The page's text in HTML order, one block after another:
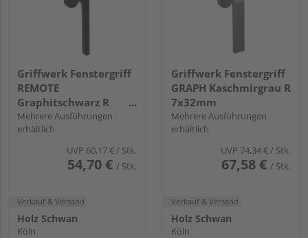
Griffwerk Fenstergriff
REMOTE
Graphitschwarz R
7x32mm
Mehrere Ausführungen
erhältlich
UVP 60,17 €/ Stk.
54,70 € / Stk.
Verkauf & Versand
Holz Schwan
Köln
Griffwerk Fenstergriff
GRAPH Kaschmirgrau R
7x32mm
Mehrere Ausführungen
erhältlich
UVP 74,34 €/ Stk.
67,58 € / Stk.
Verkauf & Versand
Holz Schwan
Köln